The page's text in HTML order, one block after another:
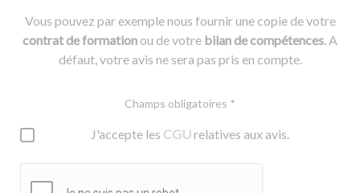
Vous pouvez par exemple nous fournir une copie de votre
contrat de formationou de votre bilan de compétences. A
défaut, votre avis ne sera pas pris en compte.
Champs obligatoires *
J'accepte les CGUrelatives aux avis.